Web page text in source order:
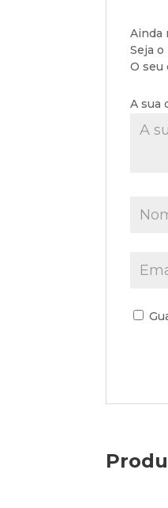
Ainda
Seja
O seu
A sua